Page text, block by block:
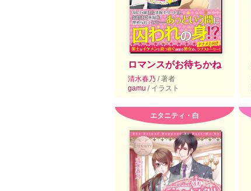
ロマンスがお待ちかね
清水春乃 / 著者
gamu / イラスト
エタニティ・白